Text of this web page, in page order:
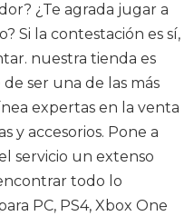
¿Te agrada jugar a
Si la contestación es sí,
nuestra tienda es
ser una de las más
expertas en la venta
y accesorios. Pone a
servicio un extenso
todo lo
PC, PS4, Xbox One